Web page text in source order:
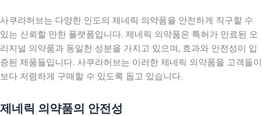
사쿠라허브는 다양한 인도의 제네릭 의약품을 안전하게 직구할 수
있는 신뢰할 만한 플랫폼입니다. 제네릭 의약품은 특허가 만료된 오
리지널 의약품과 동일한 성분을 가지고 있으며, 효과와 안전성이 입
증된 제품들입니다. 사쿠라허브는 이러한 제네릭 의약품을 고객들이
보다 저렴하게 구매할 수 있도록 돕고 있습니다.
제네릭 의약품의 안전성